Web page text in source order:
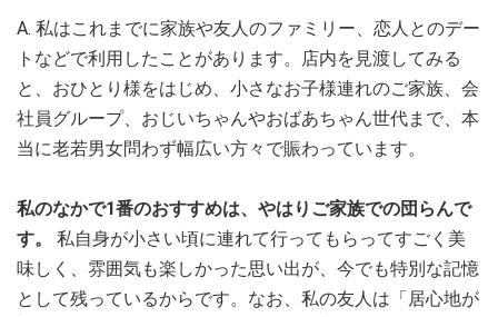
A. 私はこれまでに家族や友人のファミリー、恋人とのデー
トなどで利用したことがあります。店内を見渡してみる
と、おひとり様をはじめ、小さなお子様連れのご家族、会
社員グループ、おじいちゃんやおばあちゃん世代まで、本
当に老若男女問わず幅広い方々で賑わっています。
私のなかで1番のおすすめは、やはりご家族での団らんで
す。
私自身が小さい頃に連れて行ってもらってすごく美
味しく、雰囲気も楽しかった思い出が、今でも特別な記憶
として残っているからです。なお、私の友人は「居心地が